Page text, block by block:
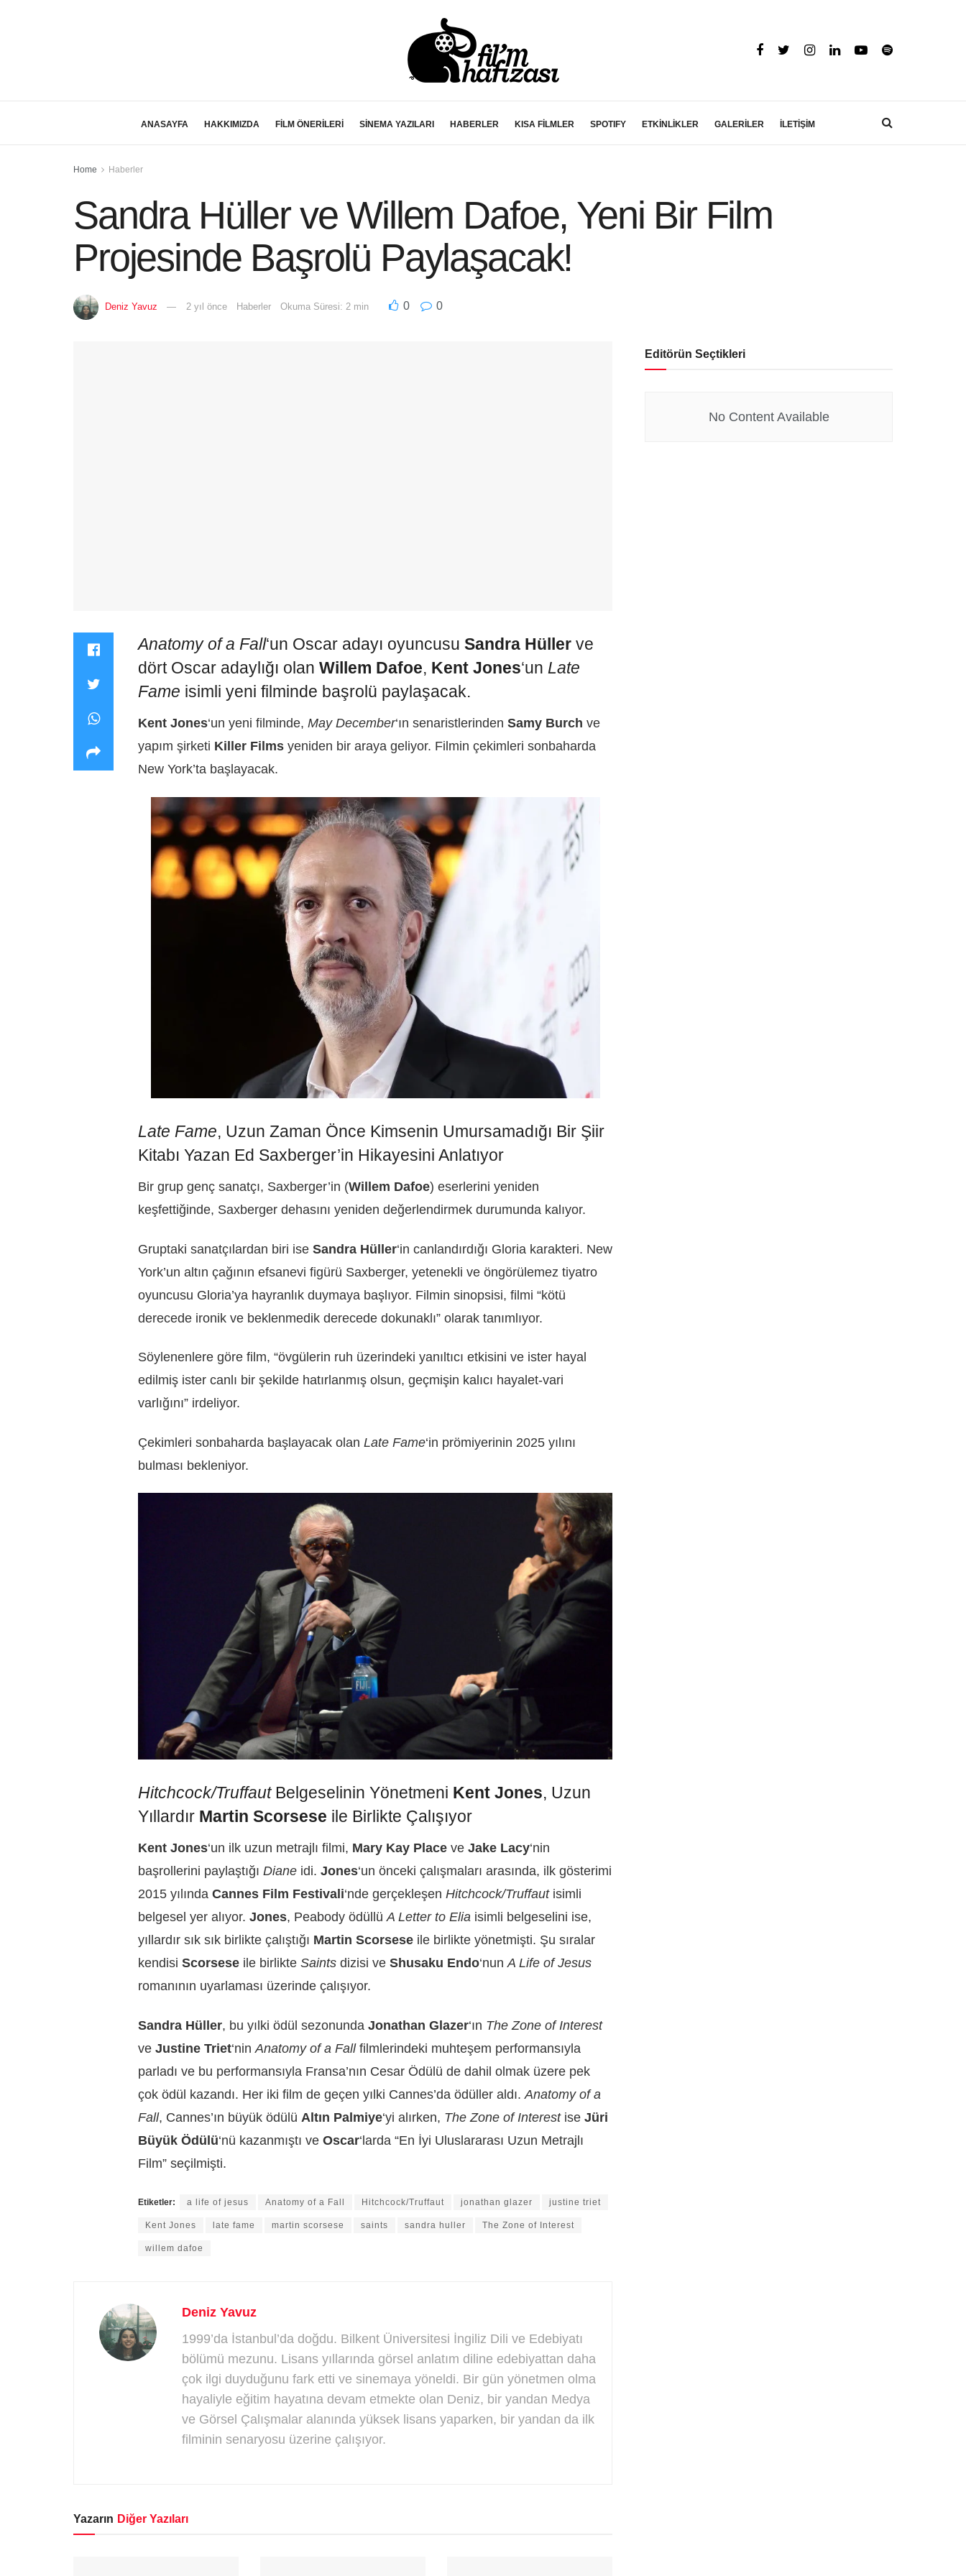
ANASAYFA HAKKIMIZDA FİLM ÖNERİLERİ SİNEMA YAZILARI HABERLER KISA FİLMLER SPOTIFY ETKİNLİKLER GALERİLER İLETİŞİM
Home Haberler
Sandra Hüller ve Willem Dafoe, Yeni Bir Film
Projesinde Başrolü Paylaşacak!
Deniz Yavuz 2 yıl önce Haberler Okuma Süresi: 2 min 0 0
Anatomy of a Fall‘un Oscar adayı oyuncusu Sandra Hüller ve
dört Oscar adaylığı olan Willem Dafoe, Kent Jones‘un Late
Fame isimli yeni filminde başrolü paylaşacak.
Kent Jones‘un yeni filminde, May December‘ın senaristlerinden Samy Burch ve
yapım şirketi Killer Films yeniden bir araya geliyor. Filmin çekimleri sonbaharda
New York’ta başlayacak.
Late Fame, Uzun Zaman Önce Kimsenin Umursamadığı Bir Şiir
Kitabı Yazan Ed Saxberger’in Hikayesini Anlatıyor
Bir grup genç sanatçı, Saxberger’in (Willem Dafoe) eserlerini yeniden
keşfettiğinde, Saxberger dehasını yeniden değerlendirmek durumunda kalıyor.
Gruptaki sanatçılardan biri ise Sandra Hüller‘in canlandırdığı Gloria karakteri. New
York’un altın çağının efsanevi figürü Saxberger, yetenekli ve öngörülemez tiyatro
oyuncusu Gloria’ya hayranlık duymaya başlıyor. Filmin sinopsisi, filmi “kötü
derecede ironik ve beklenmedik derecede dokunaklı” olarak tanımlıyor.
Söylenenlere göre film, “övgülerin ruh üzerindeki yanıltıcı etkisini ve ister hayal
edilmiş ister canlı bir şekilde hatırlanmış olsun, geçmişin kalıcı hayalet-vari
varlığını” irdeliyor.
Çekimleri sonbaharda başlayacak olan Late Fame‘in prömiyerinin 2025 yılını
bulması bekleniyor.
Hitchcock/TruffautBelgeselinin Yönetmeni Kent Jones, Uzun
Yıllardır Martin Scorsese ile Birlikte Çalışıyor
Kent Jones‘un ilk uzun metrajlı filmi, Mary Kay Place ve Jake Lacy‘nin
başrollerini paylaştığı Diane idi. Jones‘un önceki çalışmaları arasında, ilk gösterimi
2015 yılında Cannes Film Festivali‘nde gerçekleşen Hitchcock/Truffautisimli
belgesel yer alıyor. Jones, Peabody ödüllüA Letter to Elia isimli belgeselini ise,
yıllardır sık sık birlikte çalıştığı Martin Scorsese ile birlikte yönetmişti. Şu sıralar
kendisi Scorsese ile birlikte Saints dizisi ve Shusaku Endo‘nunA Life of Jesus
romanının uyarlaması üzerinde çalışıyor.
Sandra Hüller, bu yılki ödül sezonunda Jonathan Glazer‘ın The Zone of Interest
ve Justine Triet‘nin Anatomy of a Fallfilmlerindeki muhteşem performansıyla
parladı ve bu performansıyla Fransa’nın Cesar Ödülü de dahil olmak üzere pek
çok ödül kazandı. Her iki film de geçen yılki Cannes’da ödüller aldı. Anatomy of a
Fall, Cannes’ın büyük ödülü Altın Palmiye‘yi alırken, The Zone of Interestise Jüri
Büyük Ödülü‘nü kazanmıştı ve Oscar‘larda “En İyi Uluslararası Uzun Metrajlı
Film” seçilmişti.
Etiketler: a life of jesus Anatomy of a Fall Hitchcock/Truffaut jonathan glazer justine triet
Kent Jones late fame martin scorsese saints sandra huller The Zone of Interest
willem dafoe
Deniz Yavuz
1999’da İstanbul’da doğdu. Bilkent Üniversitesi İngiliz Dili ve Edebiyatı
bölümü mezunu. Lisans yıllarında görsel anlatım diline edebiyattan daha
çok ilgi duyduğunu fark etti ve sinemaya yöneldi. Bir gün yönetmen olma
hayaliyle eğitim hayatına devam etmekte olan Deniz, bir yandan Medya
ve Görsel Çalışmalar alanında yüksek lisans yaparken, bir yandan da ilk
filminin senaryosu üzerine çalışıyor.
Yazarın Diğer Yazıları
Editörün Seçtikleri
No Content Available